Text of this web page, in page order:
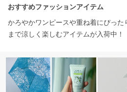
おすすめファッションアイテム
かろやかワンピースや重ね着にぴっ
まで涼しく楽しむアイテムが入荷中！